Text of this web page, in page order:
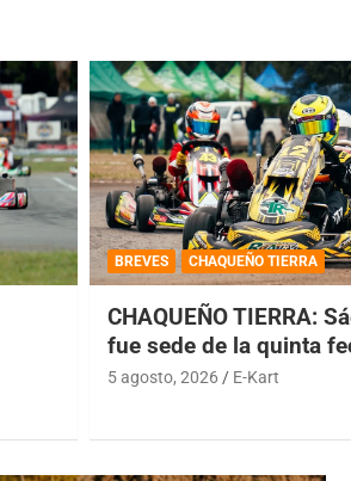
BREVES CHAQUEÑO TIERRA
CHAQUEÑO TIERRA:
fue sede de la quinta
5 agosto, 2026 E-Kart